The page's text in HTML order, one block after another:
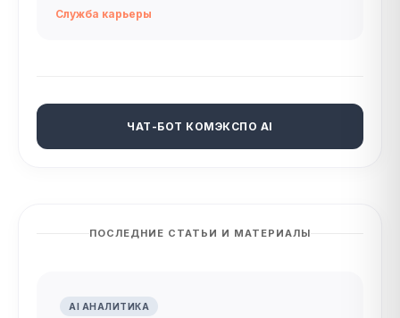
Служба карьеры
ЧАТ-БОТ КОМЭКСПО AI
ПОСЛЕДНИЕ СТАТЬИ И МАТЕРИАЛЫ
AI АНАЛИТИКА